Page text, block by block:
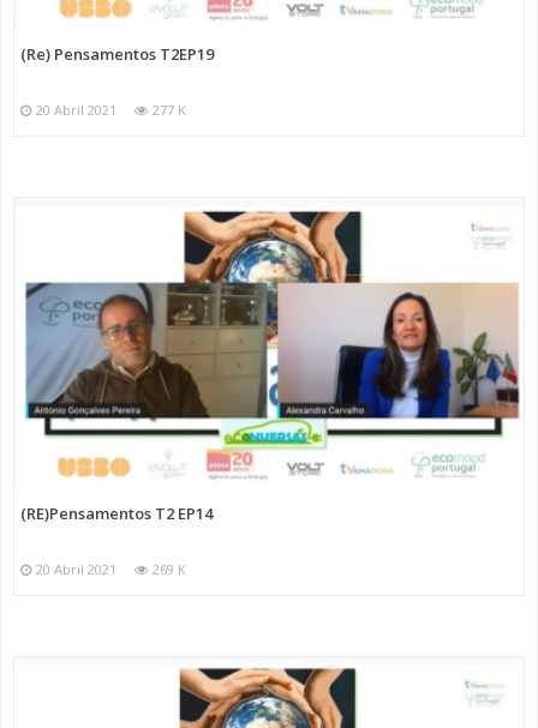
(Re) Pensamentos T2EP19
20 Abril 2021 277 K
(RE)Pensamentos T2 EP14
20 Abril 2021 269 K